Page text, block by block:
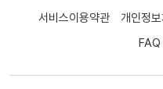
서비스이용약관 개인정
FAQ